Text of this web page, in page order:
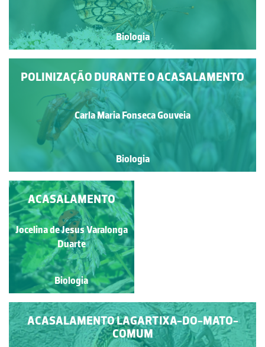
Biologia
POLINIZAÇÃO DURANTE O ACASALAMENTO
Carla Maria Fonseca Gouveia
Biologia
CASAL DE LIBÉLULA
IMPERADOR-MENOR
(ANAX PARTHENOPE)
Ana Cristina Rito
Biologia
ACASALAMENTO LAGARTIXA-DO-MATO-
COMUM
ACASALAMENTO
Jocelina de Jesus Varalonga
Duarte
Biologia